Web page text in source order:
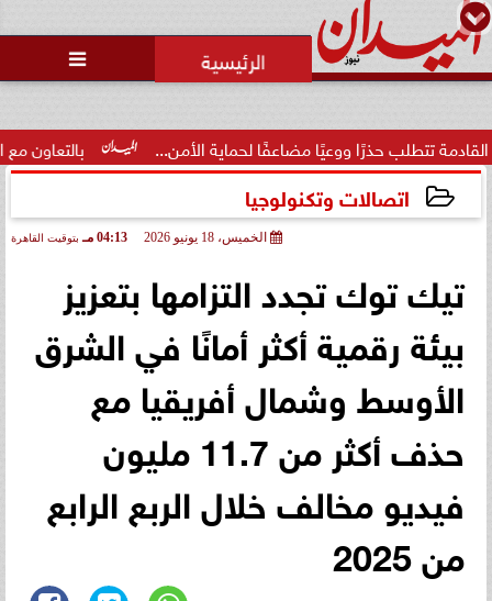

بالتعاون مع البنك حذرًا ووعيًا مضاعفًا لحماية الأمن...
اتصالات وتكنولوجيا
الخميس، 18 يونيو 2026 04:13 مـ بتوقيت القاهرة
تيك توك تجدد التزامها بتعزيز
بيئة رقمية أكثر أمانًا في الشرق
الأوسط وشمال أفريقيا مع
حذف أكثر من 11.7 مليون
فيديو مخالف خلال الربع الرابع
من 2025